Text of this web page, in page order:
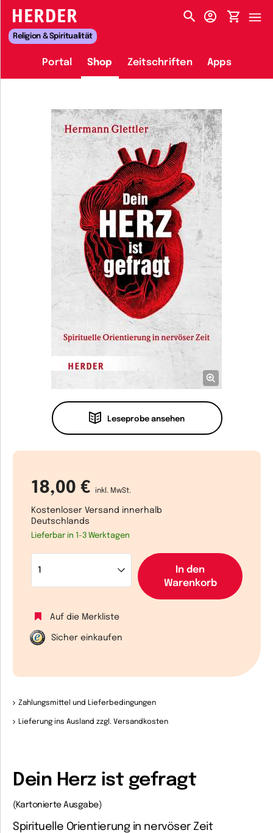
HERDER-MENÜ
Religion & Spiritualität
Portal Shop Zeitschriften Apps
Leseprobe ansehen
18,00 € inkl. MwSt.
Kostenloser Versand innerhalb
Deutschlands
Lieferbar in 1-3 Werktagen
In den
Warenkorb
Auf die Merkliste
Sicher einkaufen
Zahlungsmittel und Lieferbedingungen
Lieferung ins Ausland zzgl. Versandkosten
Dein Herz ist gefragt
(Kartonierte Ausgabe)
Spirituelle Orientierung in nervöser Zeit